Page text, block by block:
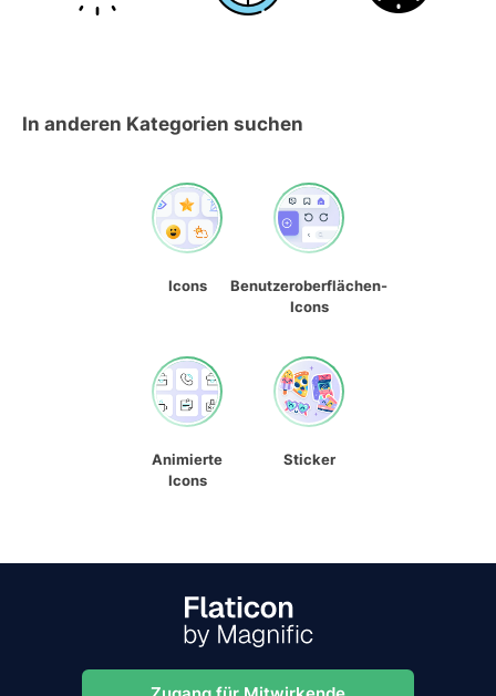
In anderen Kategorien suchen
Icons
Benutzeroberflächen-
Icons
Animierte
Icons
Sticker